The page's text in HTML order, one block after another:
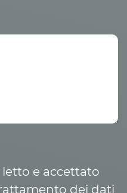
e accettato
dei dati